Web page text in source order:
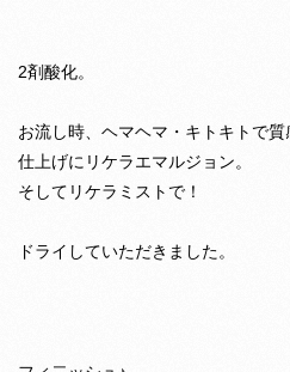
2剤酸化。
お流し時、ヘマヘマ・キトキトで質
仕上げにリケラエマルジョン。
そしてリケラミストで！
ドライしていただきました。